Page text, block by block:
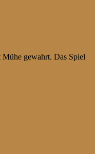
gewahrt. Das Spiel